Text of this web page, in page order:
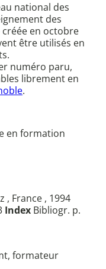
national des
des
créée en octobre
être utilisés en
numéro paru,
librement en
.
en formation
, France , 1994
Index Bibliogr. p.
formateur